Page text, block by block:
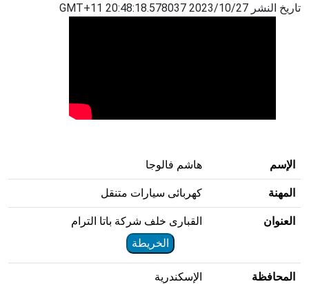
تاريخ النشر 2023/10/27 20:48:18.578037 GMT+11
الإسم هاشم فالوجا
المهنة كهربائى سيارات متنقل
العنوان
القبارى خلف شركة باتا الترام
الخريطة
المحافظة الإسكندرية